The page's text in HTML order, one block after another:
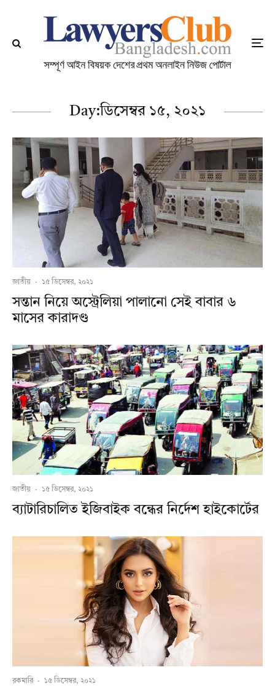
Day:ডিসেম্বর ১৫, ২০২১
জাতীয় · ১৫ ডিসেম্বর, ২০২১
সন্তান নিয়ে অস্ট্রেলিয়া পালানো সেই বাবার ৬
মাসের কারাদণ্ড
জাতীয় · ১৫ ডিসেম্বর, ২০২১
ব্যাটারিচালিত ইজিবাইক বন্ধের নির্দেশ হাইকোর্টের
রকমারি · ১৫ ডিসেম্বর, ২০২১